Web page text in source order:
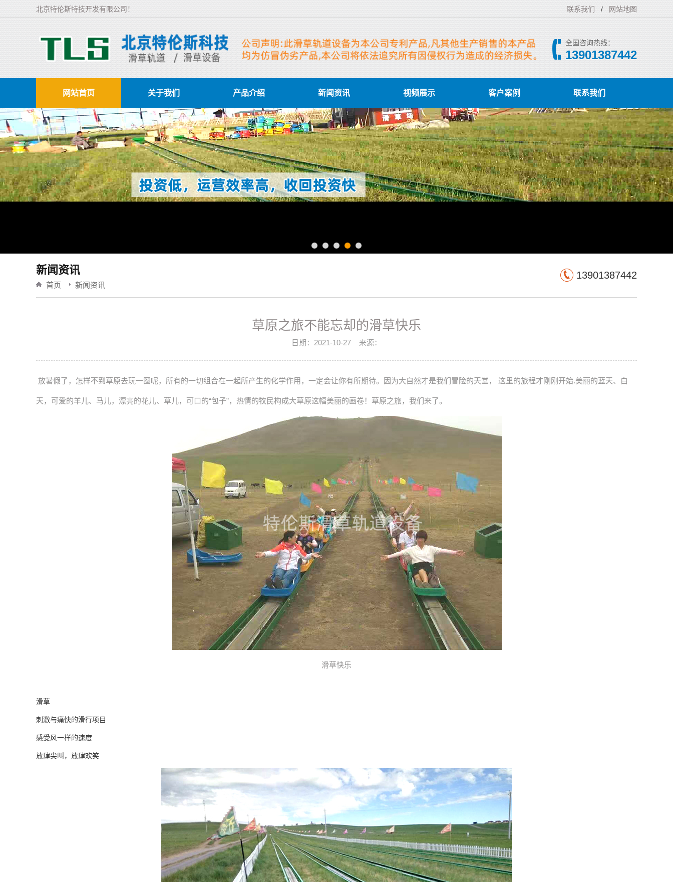
北京特伦斯特技开发有限公司！ 联系我们 / 网站地图
全国咨询热线：
13901387442
网站首页 关于我们 产品介绍 新闻资讯 视频展示 客户案例 联系我们
1 2 3 4 5
新闻资讯
首页 新闻资讯
13901387442
草原之旅不能忘却的滑草快乐
日期： 2021-10-27 来源：
放暑假了，怎样不到草原去玩一圈呢，所有的一切组合在一起所产生的化学作用，一定会让你有所期待。因为大自然才是我们冒险的天堂， 这里的旅程才刚刚开始.美丽的蓝天、白
天，可爱的羊儿、马儿，漂亮的花儿、草儿，可口的“包子”，热情的牧民构成大草原这幅美丽的画卷！草原之旅，我们来了。
滑草快乐
滑草
刺激与痛快的滑行项目
感受风一样的速度
放肆尖叫，放肆欢笑